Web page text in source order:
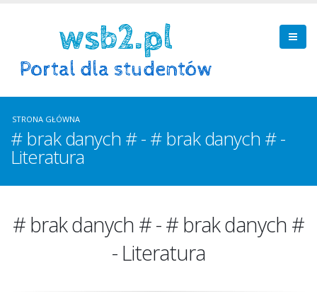
STRONA GŁÓWNA
# brak danych # - # brak danych # -
Literatura
# brak danych # - # brak danych #
- Literatura